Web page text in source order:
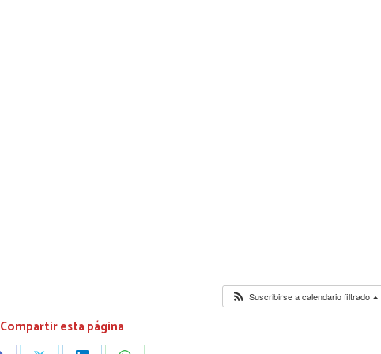
Suscribirse a calendario filtrado
Compartir esta página